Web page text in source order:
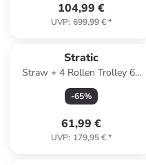
104,99 €
UVP: 699,99 €*
Stratic
Straw + 4 Rollen Trolley 65
cm mit Dehnfalte in dark grey
-65%
61,99 €
UVP: 179,95 €*